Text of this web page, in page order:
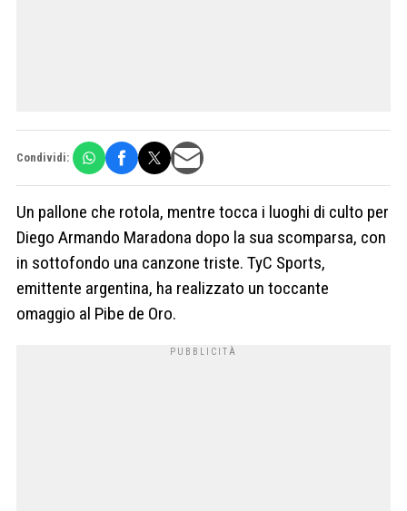
Condividi:
Un pallone che rotola, mentre tocca i luoghi di culto per
Diego Armando Maradona dopo la sua scomparsa, con
in sottofondo una canzone triste. TyC Sports,
emittente argentina, ha realizzato un toccante
omaggio al Pibe de Oro.